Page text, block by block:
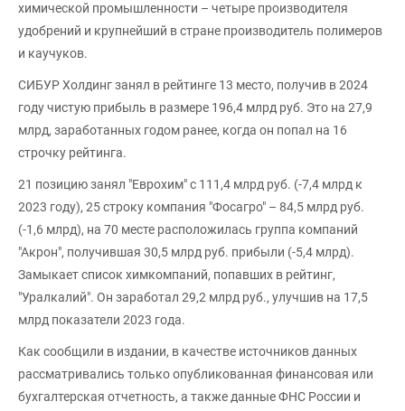
химической промышленности – четыре производителя
удобрений и крупнейший в стране производитель полимеров
и каучуков.
СИБУР Холдинг занял в рейтинге 13 место, получив в 2024
году чистую прибыль в размере 196,4 млрд руб. Это на 27,9
млрд, заработанных годом ранее, когда он попал на 16
строчку рейтинга.
21 позицию занял "Еврохим" с 111,4 млрд руб. (-7,4 млрд к
2023 году), 25 строку компания "Фосагро" – 84,5 млрд руб.
(-1,6 млрд), на 70 месте расположилась группа компаний
"Акрон", получившая 30,5 млрд руб. прибыли (-5,4 млрд).
Замыкает список химкомпаний, попавших в рейтинг,
"Уралкалий". Он заработал 29,2 млрд руб., улучшив на 17,5
млрд показатели 2023 года.
Как сообщили в издании, в качестве источников данных
рассматривались только опубликованная финансовая или
бухгалтерская отчетность, а также данные ФНС России и